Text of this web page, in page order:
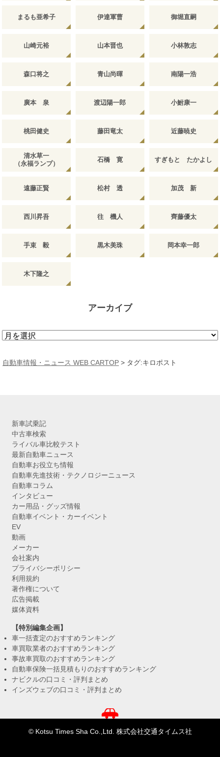
まるも亜希子 伊達軍曹 御堀直嗣
山崎元裕 山本晋也 小林敦志
森口将之 青山尚暉 南陽一浩
廣本 泉 渡辺陽一郎 小鮒康一
桃田健史 藤田竜太 近藤暁史
清水草一
（永福ランプ）
石橋 寛 すぎもと たかよし
遠藤正賢 松村 透 加茂 新
西川昇吾 往 機人 齊藤優太
手束 毅 黒木美珠 岡本幸一郎
木下隆之
アーカイブ
ア
カ
自動車情報・ニュース WEB CARTOP > タグ:キロポスト
新車試乗記
中古車検索
ライバル車比較テスト
最新自動車ニュース
自動車お役立ち情報
自動車先進技術・テクノロジーニュース
自動車コラム
インタビュー
カー用品・グッズ情報
自動車イベント・カーイベント
EV
動画
メーカー
会社案内
プライバシーポリシー
利用規約
著作権について
広告掲載
媒体資料
【特別編集企画】
車一括査定のおすすめランキング
車買取業者のおすすめランキング
事故車買取のおすすめランキング
自動車保険一括見積もりのおすすめランキング
ナビクルの口コミ・評判まとめ
インズウェブの口コミ・評判まとめ
© Kotsu Times Sha Co.,Ltd. 株式会社交通タイムス社